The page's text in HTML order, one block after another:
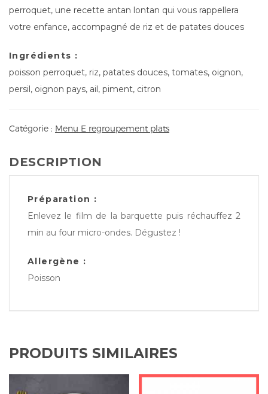
perroquet, une recette antan lontan qui vous rappellera
votre enfance, accompagné de riz et de patates douces
Ingrédients :
poisson perroquet, riz, patates douces, tomates, oignon,
persil, oignon pays, ail, piment, citron
Catégorie : Menu E regroupement plats
DESCRIPTION
Préparation :
Enlevez le film de la barquette puis réchauffez 2
min au four micro-ondes. Dégustez !
Allergène :
Poisson
PRODUITS SIMILAIRES